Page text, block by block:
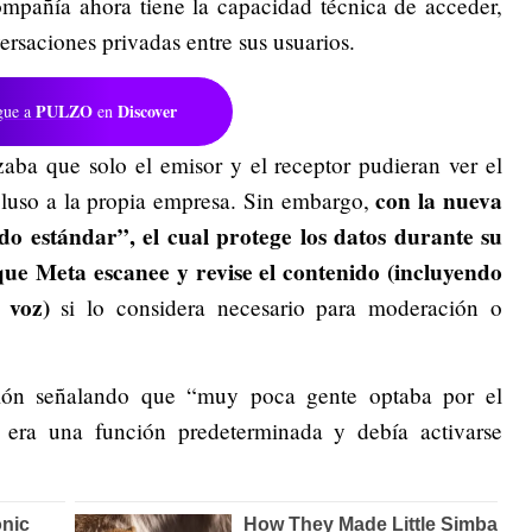
privadas entre sus usuarios.
a PULZO en Discover
que solo el emisor y el receptor pudieran ver el
a la propia empresa. Sin embargo,con la nueva
estándar”, el cual protege los datos durante su
Meta escanee y revise el contenido (incluyendo
si lo considera necesario para moderación o
señalando que “muy poca gente optaba por el
una función predeterminada y debía activarse